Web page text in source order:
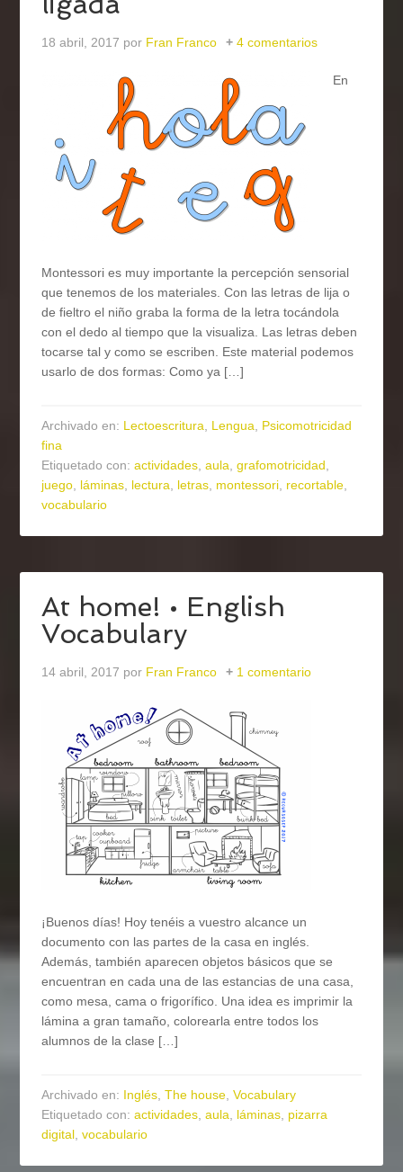
18 abril, 2017 por Fran Franco 4 comentarios
En
Montessori es muy importante la percepción sensorial
que tenemos de los materiales. Con las letras de lija o
de fieltro el niño graba la forma de la letra tocándola
con el dedo al tiempo que la visualiza. Las letras deben
tocarse tal y como se escriben. Este material podemos
usarlo de dos formas: Como ya […]
Archivado en: Lectoescritura, Lengua, Psicomotricidad
fina
Etiquetado con:actividades,aula,grafomotricidad,
juego, láminas, lectura, letras, montessori, recortable,
vocabulario
At home! • English
Vocabulary
14 abril, 2017 por Fran Franco 1 comentario
¡Buenos días! Hoy tenéis a vuestro alcance un
documento con las partes de la casa en inglés.
Además, también aparecen objetos básicos que se
encuentran en cada una de las estancias de una casa,
como mesa, cama o frigorífico. Una idea es imprimir la
lámina a gran tamaño, colorearla entre todos los
alumnos de la clase […]
Archivado en: Inglés,The house,Vocabulary
Etiquetado con:actividades,aula, láminas, pizarra
digital,vocabulario